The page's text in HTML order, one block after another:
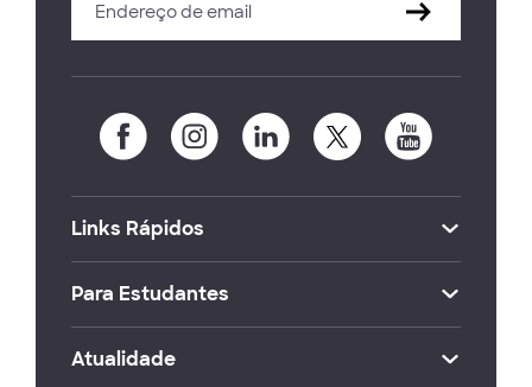
Links Rápidos
Para Estudantes
Atualidade